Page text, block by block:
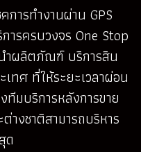
ารทำงานผ่าน GPS
ารครบวงจร One Stop
ำผลิตภัณฑ์ บริการสิน
เทศ ที่ให้ระยะเวลาผ่อน
มบริการหลังการขาย
างชาติสามารถบริหาร
ด